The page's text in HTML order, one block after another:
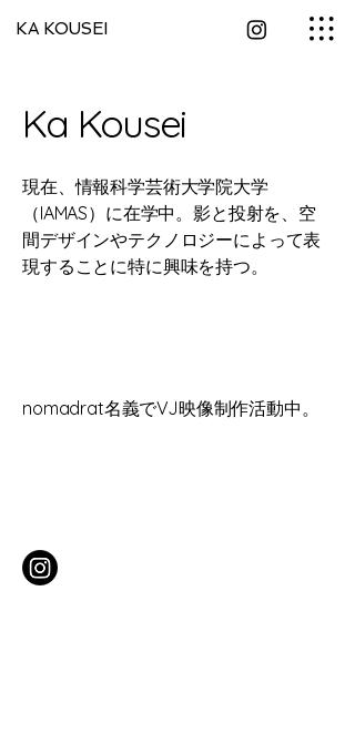
KA KOUSEI
現在、情報科学芸術大学院大学
（IAMAS）に在学中。影と投射を、空
間デザインやテクノロジーによって表
現することに特に興味を持つ。
nomadrat名義でVJ映像制作活動中。
Ka Kousei